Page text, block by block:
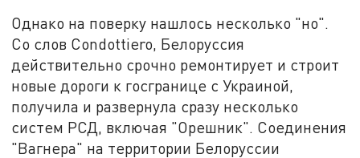
Однако на поверку нашлось несколько "но".
Со слов Condottiero, Белоруссия
действительно срочно ремонтирует и строит
новые дороги к госгранице с Украиной,
получила и развернула сразу несколько
систем РСД, включая "Орешник". Соединения
"Вагнера" на территории Белоруссии